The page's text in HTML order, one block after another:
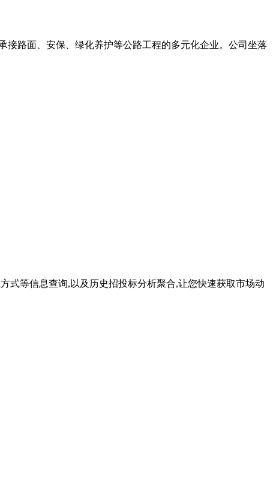
接路面、安保、绿化养护等公路工程的多元化企业。公司坐落
式等信息查询,以及历史招投标分析聚合,让您快速获取市场动